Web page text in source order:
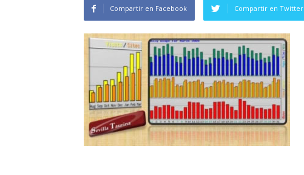
Compartir en Facebook Compartir en Twitter